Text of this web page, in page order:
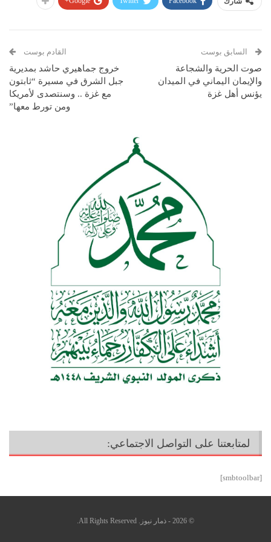
السابق بوست
صوت الحرية والشجاعة
والإيمان اليماني في الميدان
يؤنس أهل غزة
القادم بوست
خروج جماهيري حاشد بمديرية
جبل الشرق في مسيرة “ثابتون
مع غزة .. وسنتصدى لأمريكا
ومن تورط معها”
لمتابعتنا على التواصل الاجتماعي:
[smbtoolbar]
© 2026 - ذمار نيوز. All Rights Reserved.